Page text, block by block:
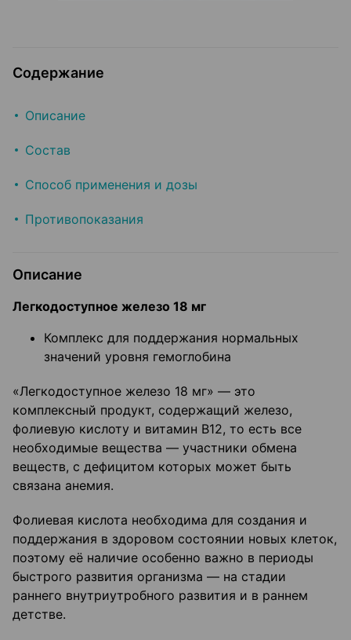
Содержание
Описание
Состав
Способ применения и дозы
Противопоказания
Описание
Легкодоступное железо 18 мг
Комплекс для поддержания нормальных
значений уровня гемоглобина
«Легкодоступное железо 18 мг» — это
комплексный продукт, содержащий железо,
фолиевую кислоту и витамин В12, то есть все
необходимые вещества — участники обмена
веществ, с дефицитом которых может быть
связана анемия.
Фолиевая кислота необходима для создания и
поддержания в здоровом состоянии новых клеток,
поэтому её наличие особенно важно в периоды
быстрого развития организма — на стадии
раннего внутриутробного развития и в раннем
детстве.